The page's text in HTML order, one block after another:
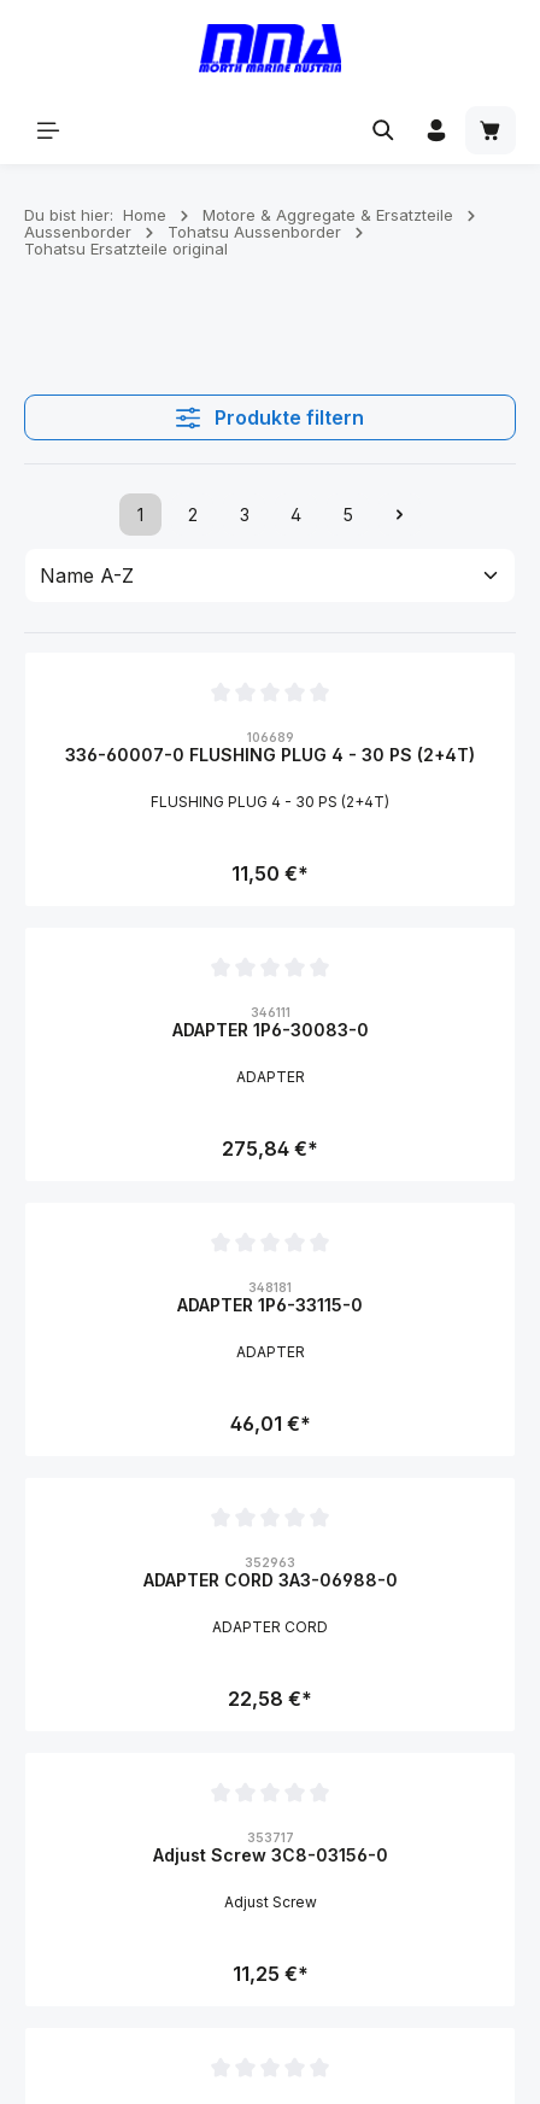
Du bist hier: Home
Motore & Aggregate & Ersatzteile
Aussenborder
Tohatsu Aussenborder
Tohatsu Ersatzteile original
Produkte filtern
1 2 3 4 5
106689
336-60007-0 FLUSHING PLUG 4 - 30 PS (2+4T)
FLUSHING PLUG 4 - 30 PS (2+4T)
11,50 €*
346111
ADAPTER 1P6-30083-0
ADAPTER
275,84 €*
348181
ADAPTER 1P6-33115-0
ADAPTER
46,01 €*
352963
ADAPTER CORD 3A3-06988-0
ADAPTER CORD
22,58 €*
353717
Adjust Screw 3C8-03156-0
Adjust Screw
11,25 €*